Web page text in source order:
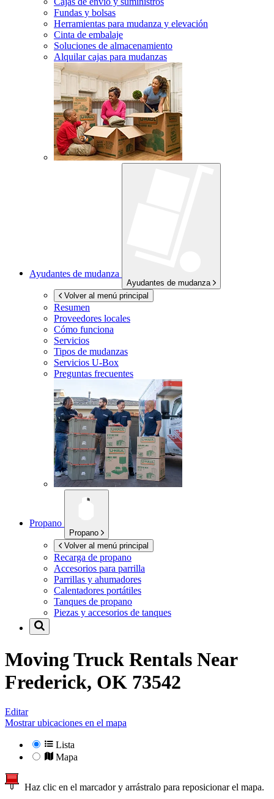
Fundas y bolsas
Herramientas para mudanza y elevación
Cinta de embalaje
Soluciones de almacenamiento
Alquilar cajas para mudanzas
Ayudantes de mudanza
Ayudantes de mudanza
Volver al menú principal
Resumen
Proveedores locales
Cómo funciona
Servicios
Tipos de mudanzas
Servicios U-Box
Preguntas frecuentes
Propano
Propano
Volver al menú principal
Recarga de propano
Accesorios para parrilla
Parrillas y ahumadores
Calentadores portátiles
Tanques de propano
Piezas y accesorios de tanques
Moving Truck Rentals Near
Frederick, OK 73542
Editar
Mostrar ubicaciones en el mapa
Lista
Mapa
Haz clic en el marcador y arrástralo para reposicionar el mapa.